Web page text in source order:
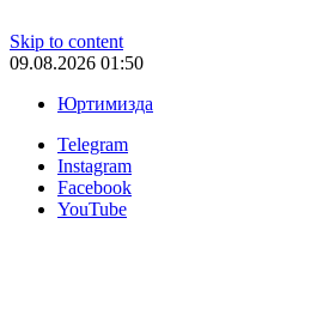
Skip to content
09.08.2026 01:50
Юртимизда
Telegram
Instagram
Facebook
YouTube